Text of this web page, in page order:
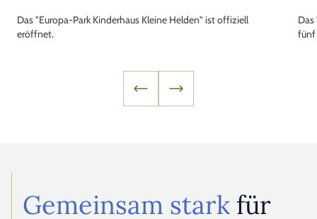
Das "Europa-Park Kinderhaus Kleine Helden" ist offiziell
eröffnet.
fünf
Gemeinsam stark für